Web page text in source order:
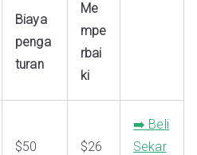
Biaya
penga
turan
Me
mpe
rbai
ki
$50 $26
➡️ Beli
Sekar